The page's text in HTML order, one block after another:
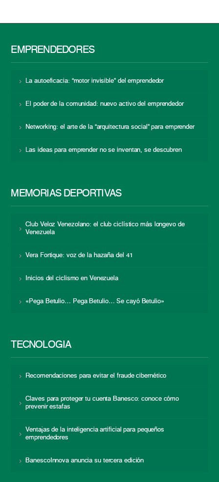
EMPRENDEDORES
La autoeficacia: “motor invisible” del emprendedor
El poder de la comunidad: nuevo activo del emprendedor
Networking: el arte de la “arquitectura social” para emprender
Las ideas para emprender no se inventan, se descubren
MEMORIAS DEPORTIVAS
Club Veloz Venezolano: el club ciclístico más longevo de
Venezuela
Vera Fortique: voz de la hazaña del 41
Inicios del ciclismo en Venezuela
«Pega Betulio… Pega Betulio… Se cayó Betulio»
TECNOLOGÍA
Recomendaciones para evitar el fraude cibernético
Claves para proteger tu cuenta Banesco: conoce cómo
prevenir estafas
Ventajas de la inteligencia artificial para pequeños
emprendedores
BanescoInnova anuncia su tercera edición